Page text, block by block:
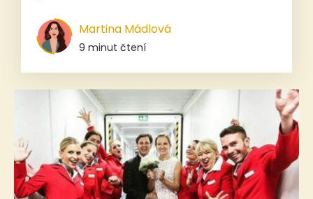
Martina Mádlová
9 minut čtení